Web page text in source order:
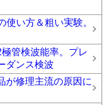
い方＆粗い実験。
管検波能率。プレ
ダンス検波
修理主流の原因に